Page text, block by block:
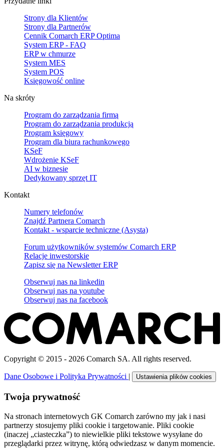
Strony dla Klientów
Strony dla Partnerów
Cennik Comarch ERP Optima
System ERP - FAQ
ERP w chmurze
System MES
System POS
Księgowość online
Na skróty
Program do zarządzania firmą
Program do zarządzania produkcją
Program księgowy
Program dla biura rachunkowego
KSeF
Wdrożenie KSeF
AI w biznesie
Dedykowany sprzęt IT
Kontakt
Numery telefonów
Znajdź Partnera Comarch
Kontakt - wsparcie techniczne (Asysta)
Forum użytkowników systemów Comarch ERP
Relacje inwestorskie
Zapisz się na Newsletter ERP
Obserwuj nas na linkedin
Obserwuj nas na youtube
Obserwuj nas na facebook
Copyright © 2015 - 2026 Comarch SA. All rights reserved.
Dane Osobowe i Polityka Prywatności | Ustawienia plików cookies
Twoja prywatność
Na stronach internetowych GK Comarch zarówno my jak i nasi
partnerzy stosujemy pliki cookie i targetowanie. Pliki cookie
(inaczej „ciasteczka”) to niewielkie pliki tekstowe wysyłane do
przeglądarki przez witrynę, którą odwiedzasz w danym momencie.